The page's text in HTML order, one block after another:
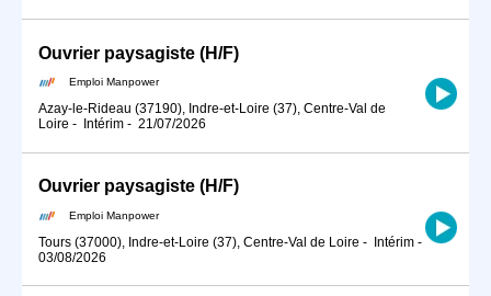
Ouvrier paysagiste (H/F)
Emploi Manpower
Azay-le-Rideau (37190), Indre-et-Loire (37), Centre-Val de
Loire - Intérim - 21/07/2026
Ouvrier paysagiste (H/F)
Emploi Manpower
Tours (37000), Indre-et-Loire (37), Centre-Val de Loire - Intérim -
03/08/2026